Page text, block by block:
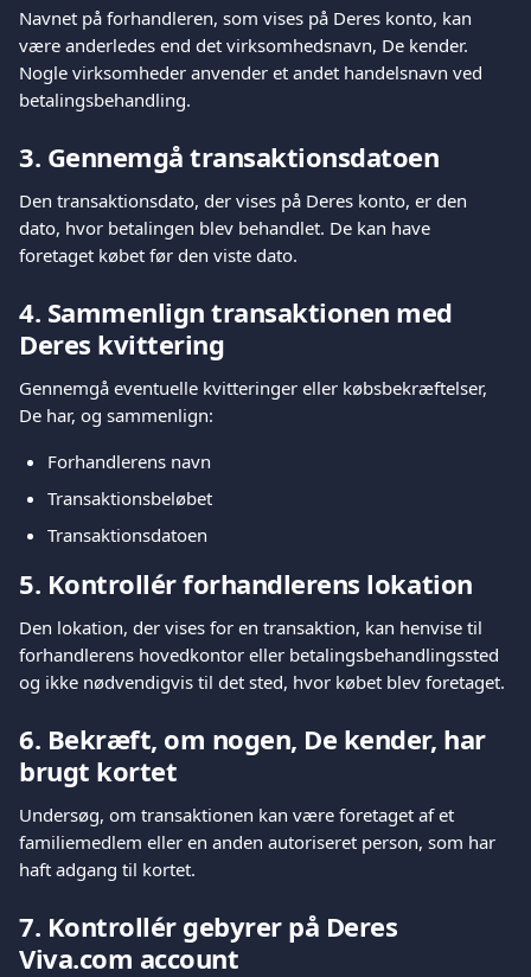
Navnet på forhandleren, som vises på Deres konto, kan
være anderledes end det virksomhedsnavn, De kender.
Nogle virksomheder anvender et andet handelsnavn ved
betalingsbehandling.
3. Gennemgå transaktionsdatoen
Den transaktionsdato, der vises på Deres konto, er den
dato, hvor betalingen blev behandlet. De kan have
foretaget købet før den viste dato.
4. Sammenlign transaktionen med
Deres kvittering
Gennemgå eventuelle kvitteringer eller købsbekræftelser,
De har, og sammenlign:
Forhandlerens navn
Transaktionsbeløbet
Transaktionsdatoen
5. Kontrollér forhandlerens lokation
Den lokation, der vises for en transaktion, kan henvise til
forhandlerens hovedkontor eller betalingsbehandlingssted
og ikke nødvendigvis til det sted, hvor købet blev foretaget.
6. Bekræft, om nogen, De kender, har
brugt kortet
Undersøg, om transaktionen kan være foretaget af et
familiemedlem eller en anden autoriseret person, som har
haft adgang til kortet.
7. Kontrollér gebyrer på Deres
Viva.com account